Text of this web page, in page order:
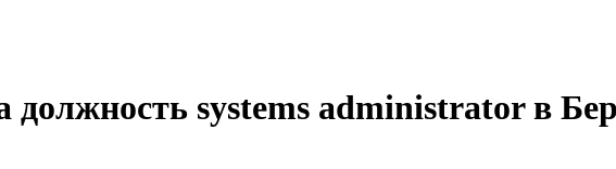
должность systems administrator в